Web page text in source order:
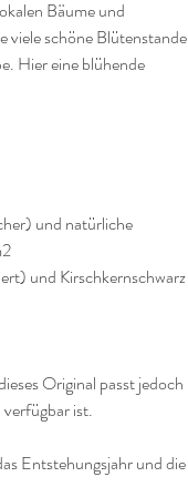
Bäume und
viele schöne Blütenstande
Hier eine blühende
und natürliche
und Kirschkernschwarz
Original passt jedoch
ist.
Entstehungsjahr und die